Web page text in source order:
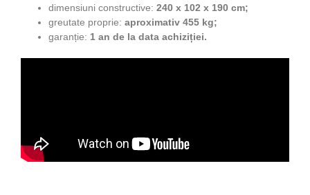
dimensiuni constructive: 240 x 102 x 190 cm;
greutate proprie: aproximativ 455 kg;
garanție: 1 an de la data achiziției.